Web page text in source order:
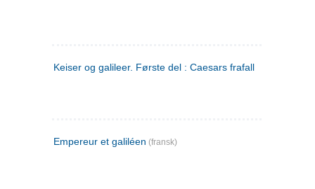
Keiser og galileer. Første del : Caesars frafall
Empereur et galiléen (fransk)